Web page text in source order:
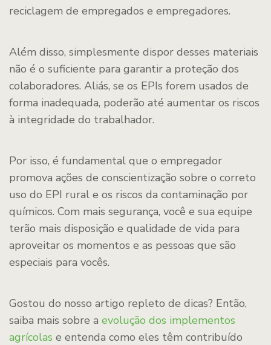
reciclagem de empregados e empregadores.
Além disso, simplesmente dispor desses materiais
não é o suficiente para garantir a proteção dos
colaboradores. Aliás, se os EPIs forem usados de
forma inadequada, poderão até aumentar os riscos
à integridade do trabalhador.
Por isso, é fundamental que o empregador
promova ações de conscientização sobre o correto
uso do EPI rural e os riscos da contaminação por
químicos. Com mais segurança, você e sua equipe
terão mais disposição e qualidade de vida para
aproveitar os momentos e as pessoas que são
especiais para vocês.
Gostou do nosso artigo repleto de dicas? Então,
saiba mais sobre a evolução dos implementos
agrícolas e entenda como eles têm contribuído